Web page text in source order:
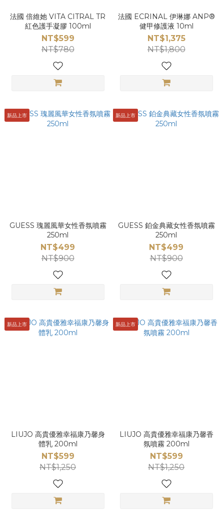
法國 倍維她 VITA CITRAL TR
紅色護手凝膠 100ml
NT$599
NT$780
法國 ECRINAL 伊琳娜 ANP®
健甲修護液 10ml
NT$1,375
NT$1,800
新品上市
GUESS 瑰麗風華女性香氛噴霧
250ml
NT$499
NT$900
新品上市
GUESS 鉑金典藏女性香氛噴霧
250ml
NT$499
NT$900
新品上市
LIUJO 高貴優雅幸福康乃馨身
體乳 200ml
NT$599
NT$1,250
新品上市
LIUJO 高貴優雅幸福康乃馨香
氛噴霧 200ml
NT$599
NT$1,250